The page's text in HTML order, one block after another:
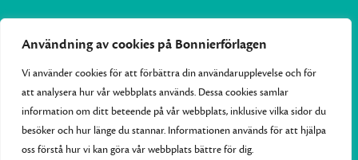
Användning av cookies på Bonnierförlagen
Vi använder cookies för att förbättra din användarupplevelse och för
att analysera hur vår webbplats används. Dessa cookies samlar
information om ditt beteende på vår webbplats, inklusive vilka sidor du
besöker och hur länge du stannar. Informationen används för att hjälpa
oss förstå hur vi kan göra vår webbplats bättre för dig.
Om Bonnierförlagen
Cookies
Integritetspolicy